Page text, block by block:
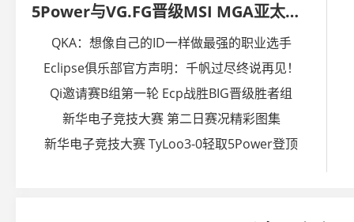
5Power与VG.FG晋级MSI MGA亚太区预选赛
QKA：想像自己的ID一样做最强的职业选手
Eclipse俱乐部官方声明：千帆过尽终说再见！
Qi邀请赛B组第一轮 Ecp战胜BIG晋级胜者组
新华电子竞技大赛 第二日赛况精彩图集
新华电子竞技大赛 TyLoo3-0轻取5Power登顶